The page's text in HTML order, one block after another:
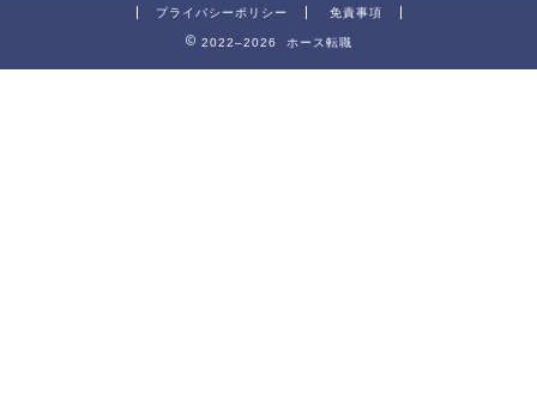
プライバシーポリシー 免責事項
2022–2026 ホース転職